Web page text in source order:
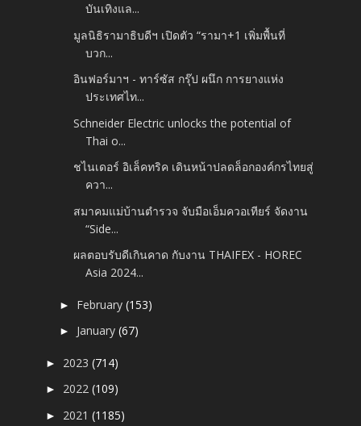
บันเทิงแล...
มูลนิธิรามาธิบดีฯ เปิดตัว “รามา+1 เพิ่มพื้นที่
บวก...
อินฟอร์มาฯ - ทาร์ซัส กรุ๊ป ผนึก การยางแห่ง
ประเทศไท...
Schneider Electric unlocks the potential of
Thai o...
ชไนเดอร์ อิเล็คทริค เดินหน้าปลดล็อกองค์กรไทยสู่
ควา...
สมาคมแม่บ้านตำรวจ จับมือเอ็มควอเทียร์ จัดงาน
“Side...
ผลตอบรับดีเกินคาด กับงาน THAIFEX - HOREC
Asia 2024...
► February(153)
► January(67)
► 2023(714)
► 2022(109)
► 2021(1185)